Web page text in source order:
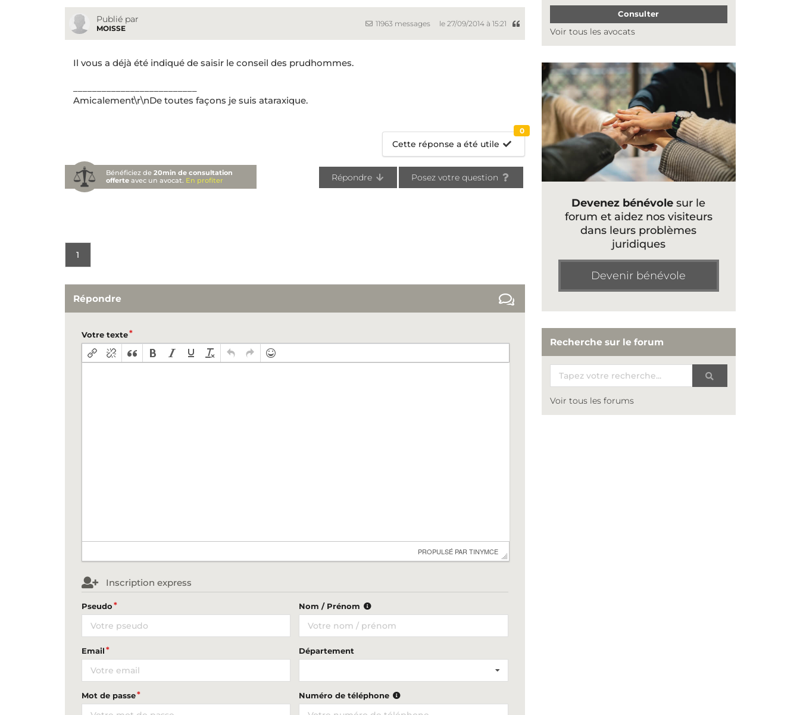
Publié par
MOISSE
11963 messages le 27/09/2014 à 15:21
Il vous a déjà été indiqué de saisir le conseil des prudhommes.
Amicalement\r\nDe toutes façons je suis ataraxique.
Cette réponse a été utile
0
Bénéficiez de20min de consultation
offerte avec un avocat. En profiter Répondre Posez votre question
1
Répondre
Votre texte
PROPULSÉ PAR TINYMCE
Inscription express
Pseudo Nom / Prénom
Email Département
Mot de passe Numéro de téléphone
Consulter
Voir tous les avocats
Devenez bénévole sur le
forum et aidez nos visiteurs
dans leurs problèmes
juridiques
Devenir bénévole
Recherche sur le forum
Voir tous les forums